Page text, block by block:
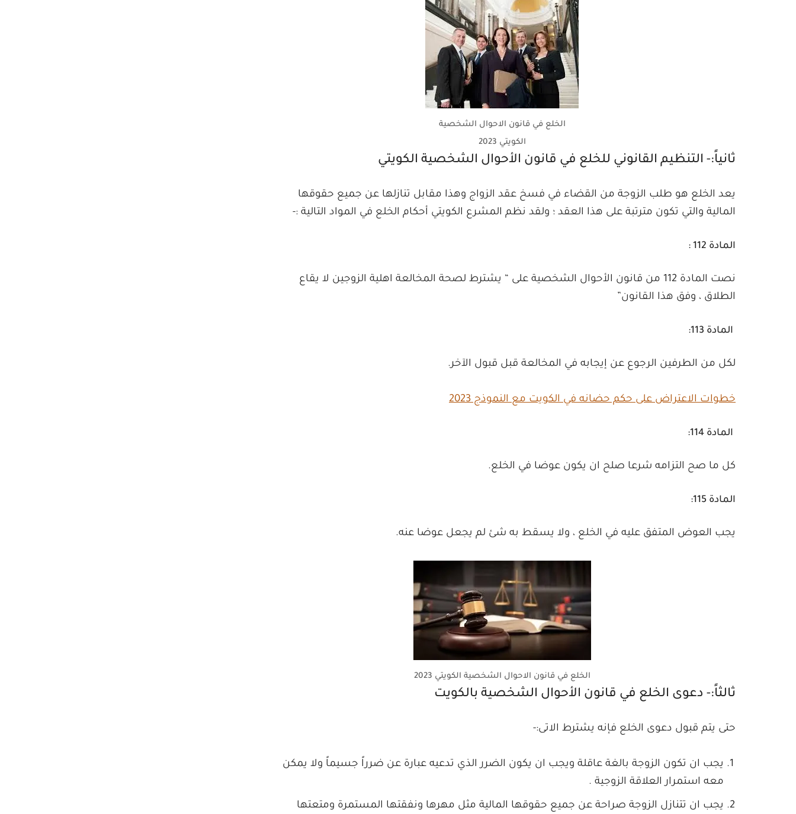
الخلع في قانون الاحوال الشخصية
الكويتي 2023
ثانياً:- التنظيم القانوني للخلع في قانون الأحوال الشخصية الكويتي
يعد الخلع هو طلب الزوجة من القضاء في فسخ عقد الزواج وهذا مقابل تنازلها عن جميع حقوقها
المالية والتي تكون مترتبة على هذا العقد ؛ ولقد نظم المشرع الكويتي أحكام الخلع في المواد التالية :-
المادة 112 :
نصت المادة 112 من قانون الأحوال الشخصية على “ يشترط لصحة المخالعة اهلية الزوجين لا يقاع
الطلاق ، وفق هذا القانون”
المادة 113:
لكل من الطرفين الرجوع عن إيجابه في المخالعة قبل قبول الآخر.
خطوات الاعتراض على حكم حضانه في الكويت مع النموذج 2023
المادة 114:
كل ما صح التزامه شرعا صلح ان يكون عوضا في الخلع.
المادة 115:
يجب العوض المتفق عليه في الخلع ، ولا يسقط به شئ لم يجعل عوضا عنه.
الخلع في قانون الاحوال الشخصية الكويتي 2023
ثالثاً:- دعوى الخلع في قانون الأحوال الشخصية بالكويت
حتى يتم قبول دعوى الخلع فإنه يشترط الاتى:-
يجب ان تكون الزوجة بالغة عاقلة ويجب ان يكون الضرر الذي تدعيه عبارة عن ضرراً جسيماً ولا يمكن
معه استمرار العلاقة الزوجية .
يجب ان تتنازل الزوجة صراحة عن جميع حقوقها المالية مثل مهرها ونفقتها المستمرة ومتعتها